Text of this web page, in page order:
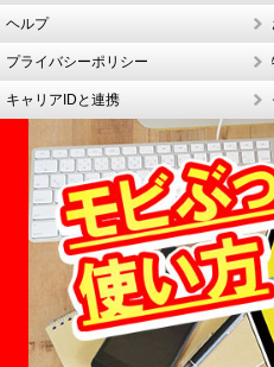
ヘルプ
プライバシーポリシー
キャリアIDと連携